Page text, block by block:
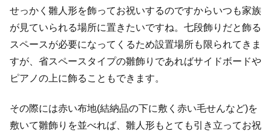
せっかく雛人形を飾ってお祝いするのですからいつも家族
が見ていられる場所に置きたいですね。七段飾りだと飾る
スペースが必要になってくるため設置場所も限られてきま
すが、省スペースタイプの雛飾りであればサイドボードや
ピアノの上に飾ることもできます。
その際には赤い布地(結納品の下に敷く赤い毛せんなど)を
敷いて雛飾りを並べれば、雛人形もとても引き立ってお祝